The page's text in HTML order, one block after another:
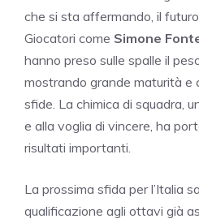
che si sta affermando, il
Giocatori come Simone
hanno preso sulle spalle il
mostrando grande maturità e
sfide. La chimica di squadra,
e alla voglia di vincere, ha
risultati importanti.
La prossima sfida per l’Italia
qualificazione agli ottavi già